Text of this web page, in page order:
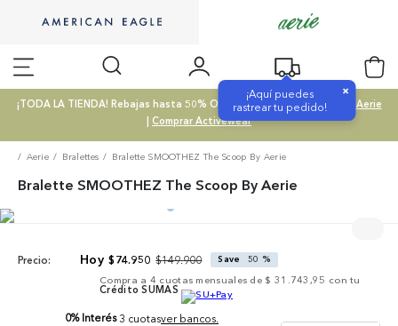
¡Aquí puedes
rastrear tu pedido!
×
¡TODA LA TIENDA! Rebajas hasta 50% OFF |Comprar SALE|Comprar Aerie
| Comprar Activewear
Aerie Bralettes Bralette SMOOTHEZ The Scoop By Aerie
Bralette SMOOTHEZ The Scoop By Aerie
Precio: $74.950 $149.900 Save 50 %
Compra a 4 cuotas mensuales de $ 31.743,95 con tu
Crédito SUMAS
0% Interés 3 cuotasver bancos.